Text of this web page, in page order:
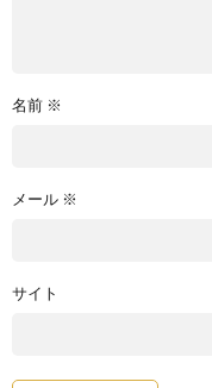
名前 ※
メール ※
サイト